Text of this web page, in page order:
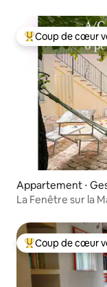
Coups de cœur
Coup de cœur
Appartement ⋅
La Fenêtre sur la
Coups de cœur
Coup de cœur